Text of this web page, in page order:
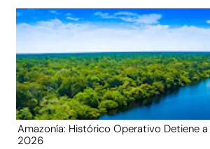
Amazonía: Histórico Operativo Detiene
2026